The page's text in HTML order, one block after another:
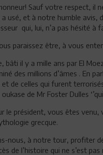
Sauf votre respect, il
a usé, et à notre humble avis,
qui, lui, n’a pas hésité à
paraissez être, à vous
bâti il y a mille ans par El
des millions d’âmes . En
et de celles qui furent
de Mr Foster Dulles
le président, vous êtes
grecque.
nous, à notre tour, profiter
de l’histoire qui ne s’est